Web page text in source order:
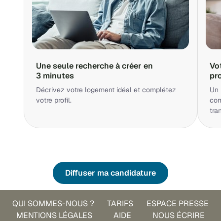
Une seule recherche à créer en
3 minutes
Décrivez votre logement idéal et complétez
votre profil.
Un
Diffuser ma candidature
QUI SOMMES-NOUS ? TARIFS
ESPACE PRESSE
MENTIONS LÉGALES
AIDE NOUS ÉCRIRE